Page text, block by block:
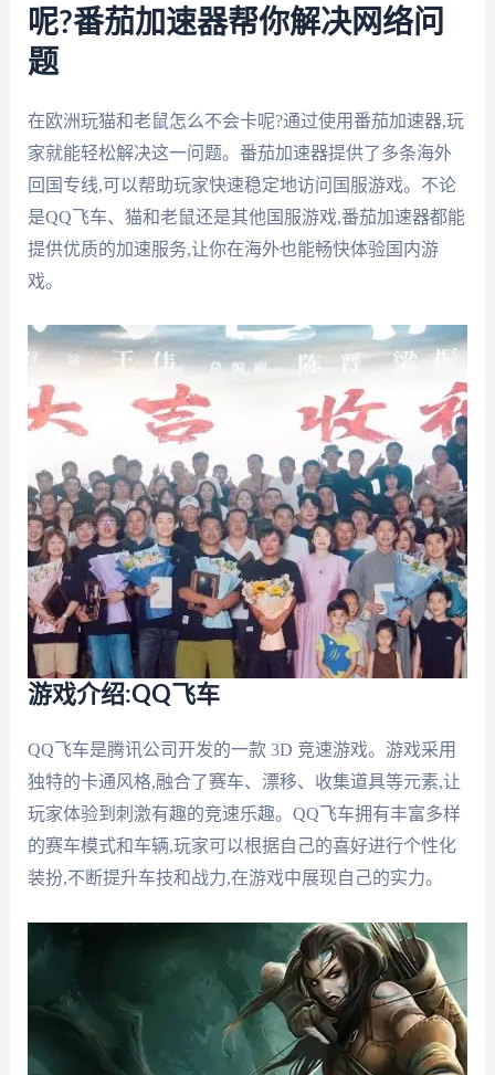
呢?番茄加速器帮你解决网络问
题
在欧洲玩猫和老鼠怎么不会卡呢?通过使用番茄加速器,玩
家就能轻松解决这一问题。番茄加速器提供了多条海外
回国专线,可以帮助玩家快速稳定地访问国服游戏。不论
是QQ飞车、猫和老鼠还是其他国服游戏,番茄加速器都能
提供优质的加速服务,让你在海外也能畅快体验国内游
戏。
游戏介绍:QQ飞车
QQ飞车是腾讯公司开发的一款 3D 竞速游戏。游戏采用
独特的卡通风格,融合了赛车、漂移、收集道具等元素,让
玩家体验到刺激有趣的竞速乐趣。QQ飞车拥有丰富多样
的赛车模式和车辆,玩家可以根据自己的喜好进行个性化
装扮,不断提升车技和战力,在游戏中展现自己的实力。